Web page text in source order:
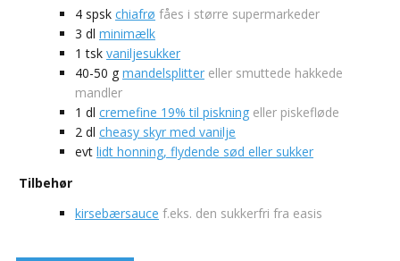
4 spsk chiafrø fåes i større supermarkeder
3 dl minimælk
1 tsk vaniljesukker
40-50 g mandelsplitter eller smuttede hakkede
mandler
1 dl cremefine 19% til piskning eller piskefløde
2 dl cheasy skyr med vanilje
evt lidt honning, flydende sød eller sukker
Tilbehør
kirsebærsauce f.eks. den sukkerfri fra easis